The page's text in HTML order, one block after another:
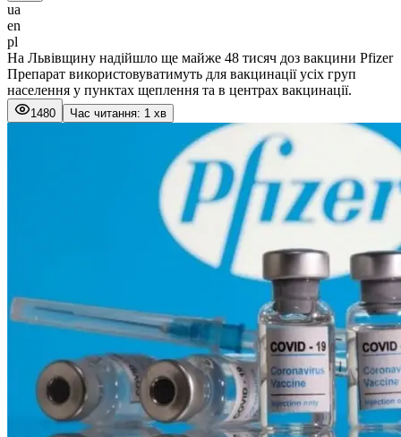
ua
en
pl
На Львівщину надійшло ще майже 48 тисяч доз вакцини Pfizer
Препарат використовуватимуть для вакцинації усіх груп
населення у пунктах щеплення та в центрах вакцинації.
1480 Час читання: 1 хв